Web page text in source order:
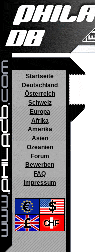
Startseite
Deutschland
Österreich
Schweiz
Europa
Afrika
Amerika
Asien
Ozeanien
Forum
Bewerben
FAQ
Impressum